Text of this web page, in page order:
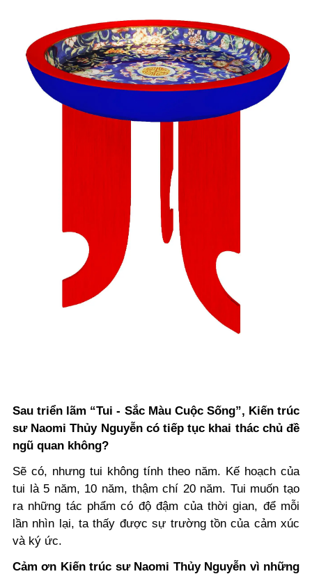
Sau triển lãm “Tui - Sắc Màu Cuộc Sống”, Kiến trúc
sư Naomi Thủy Nguyễn có tiếp tục khai thác chủ đề
ngũ quan không?
Sẽ có, nhưng tui không tính theo năm. Kế hoạch của
tui là 5 năm, 10 năm, thậm chí 20 năm. Tui muốn tạo
ra những tác phẩm có độ đậm của thời gian, để mỗi
lần nhìn lại, ta thấy được sự trường tồn của cảm xúc
và ký ức.
Cảm ơn Kiến trúc sư Naomi Thủy Nguyễn vì những